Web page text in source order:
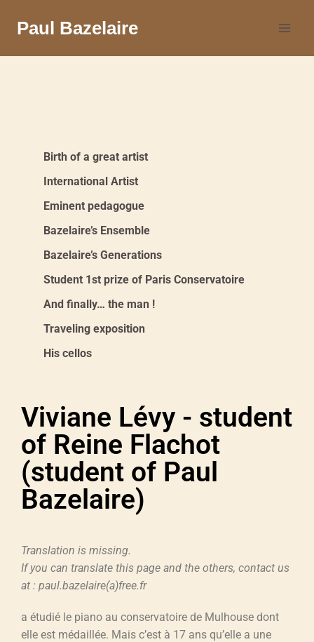
Paul Bazelaire
Birth of a great artist
International Artist
Eminent pedagogue
Bazelaire’s Ensemble
Bazelaire’s Generations
Student 1st prize of Paris Conservatoire
And finally… the man !
Traveling exposition
His cellos
Viviane Lévy - student
of Reine Flachot
(student of Paul
Bazelaire)
Translation is missing.
If you can translate this page and the others, contact us
at : paul.bazelaire(a)free.fr
a étudié le piano au conservatoire de Mulhouse dont
elle est médaillée. Mais c’est à 17 ans qu’elle a une